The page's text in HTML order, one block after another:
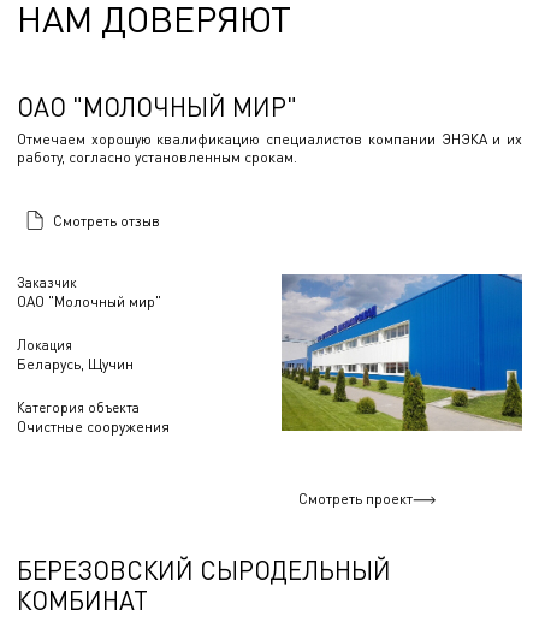
НАМ ДОВЕРЯЮТ
Заказчик
ОАО "Молочный мир"
Локация
Беларусь, Щучин
Категория объекта
Очистные сооружения
ОАО "МОЛОЧНЫЙ МИР"
Отмечаем хорошую квалификацию специалистов компании ЭНЭКА и их
работу, согласно установленным срокам.
Смотреть отзыв
Смотреть проект
БЕРЕЗОВСКИЙ СЫРОДЕЛЬНЫЙ
КОМБИНАТ